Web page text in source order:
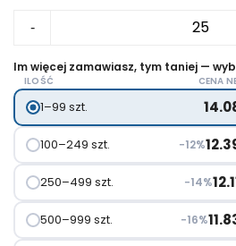
-
ładująca
60W
COCHARGE
Im więcej zamawiasz, tym taniej —
ILOŚĆ CENA
1–99 szt.
100–249 szt. −12%
250–499 szt. −14%
500–999 szt. −16%